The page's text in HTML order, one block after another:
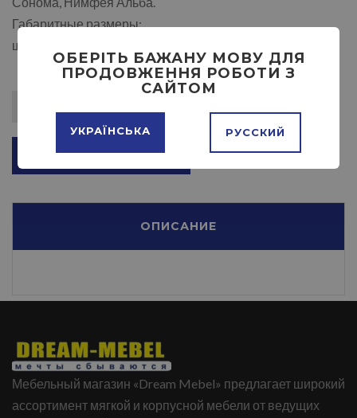
Габаритные размеры:
ширина - 944мм,высота - 700 мм,глубина - 2042 мм.
ДОБАВИТЬ В КОРЗИНУ
ОПИСАНИЕ
Мебельный магазин «Dream Mebel» предлагает широкий
ассортимент мягкой и корпусной мебели от ведущих
ОБЕРІТЬ БАЖАНУ МОВУ ДЛЯ
ПРОДОВЖЕННЯ РОБОТИ З
САЙТОМ
УКРАЇНСЬКА РУССКИЙ